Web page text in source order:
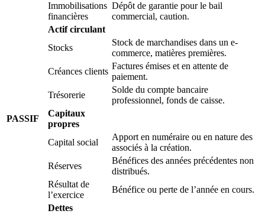
Immobilisations
financières
Dépôt de garantie pour le bail
commercial, caution.
Actif circulant
Stocks
Stock de marchandises dans un e-
commerce, matières premières.
Créances clients
Factures émises et en attente de
paiement.
Trésorerie
Solde du compte bancaire
professionnel, fonds de caisse.
PASSIF
Capitaux
propres
Capital social
Apport en numéraire ou en nature des
associés à la création.
Réserves
Bénéfices des années précédentes non
distribués.
Résultat de
l’exercice
Bénéfice ou perte de l’année en cours.
Dettes